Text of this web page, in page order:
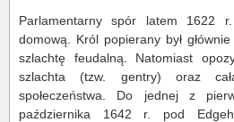
Parlamentarny spór latem 1622
domową. Król popierany był
szlachtę feudalną. Natomiast
szlachta (tzw. gentry) oraz
społeczeństwa. Do jednej z
października 1642 r. pod